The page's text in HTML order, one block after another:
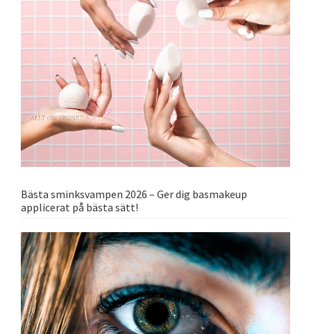
Bästa sminksvampen 2026 – Ger dig basmakeup
applicerat på bästa sätt!